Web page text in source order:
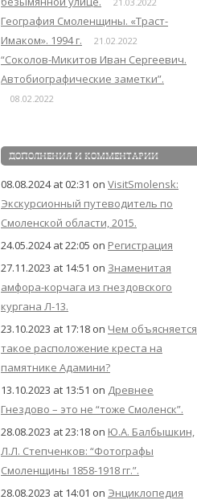
География Смоленщины. «Траст-
Имаком». 1994 г.
21.02.2022
“Соколов-Микитов Иван Сергеевич.
Автобиографические заметки”.
08.02.2022
ДОПОЛНЕНИЯ И КОММЕНТАРИИ
08.08.2024 at 02:31 on VisitSmolensk:
Экскурсионный путеводитель по
Смоленской области, 2015.
24.05.2024 at 22:05 on Регистрация
27.11.2023 at 14:51 on Знаменитая
амфора-корчага из гнездовского
кургана Л-13.
23.10.2023 at 17:18 on Чем объясняется
такое расположение креста на
памятнике Адамини?
13.10.2023 at 13:51 on Древнее
Гнездово – это не “тоже Смоленск”.
28.08.2023 at 23:18 on Ю.А. Балбышкин,
Л.Л. Степченков: “Фотографы
Смоленщины 1858-1918 гг.”.
28.08.2023 at 14:01 on Энциклопедия